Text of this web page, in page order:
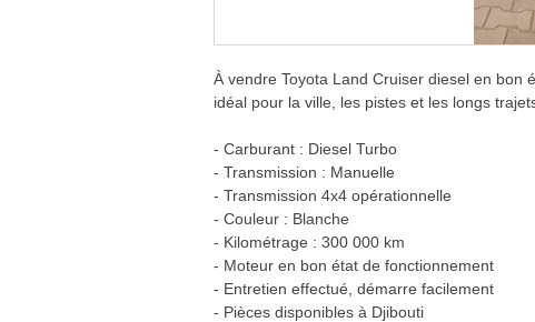
À vendre Toyota Land Cruiser diesel en bon
idéal pour la ville, les pistes et les longs
- Carburant : Diesel Turbo
- Transmission : Manuelle
- Transmission 4x4 opérationnelle
- Couleur : Blanche
- Kilométrage : 300 000 km
- Moteur en bon état de fonctionnement
- Entretien effectué, démarre facilement
- Pièces disponibles à Djibouti